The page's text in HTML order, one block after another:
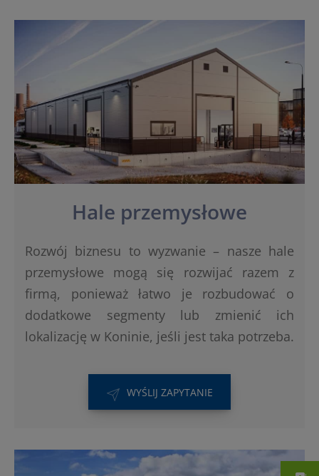
Hale przemysłowe
Rozwój biznesu to wyzwanie – nasze hale
przemysłowe mogą się rozwijać razem z
firmą, ponieważ łatwo je rozbudować o
dodatkowe segmenty lub zmienić ich
lokalizację w Koninie, jeśli jest taka potrzeba.
WYŚLIJ ZAPYTANIE